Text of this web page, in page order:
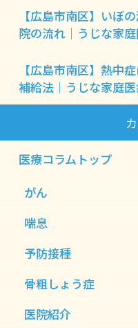
【広島市南区】いぼ
院の流れ｜うじな家
【広島市南区】熱中
補給法｜うじな家庭
医療コラムトップ
がん
喘息
予防接種
骨粗しょう症
医院紹介